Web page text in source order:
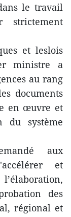
le travail
et leslois
ministre a
au rang
documents
en œuvre et
du système
aux
et
des
régional et